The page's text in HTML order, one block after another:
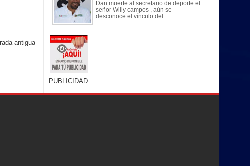
antigua
Dan muerte al secretario de deporte el
señor Willy campos , aún se
desconoce el vínculo del ...
PUBLICIDAD